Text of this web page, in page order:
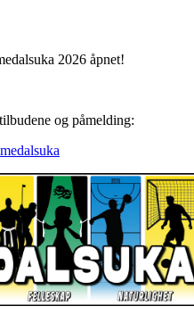
2026 åpnet!
og påmelding: